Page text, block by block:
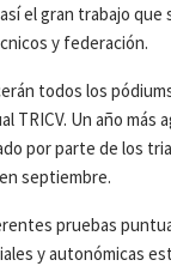
el gran trabajo que
y federación.
todos los
TRICV. Un año más
por parte de los
septiembre.
pruebas
y autonómicas